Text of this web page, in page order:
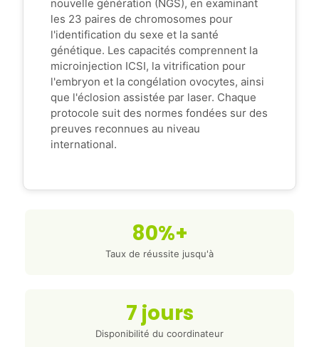
nouvelle génération (NGS), en examinant
les 23 paires de chromosomes pour
l'identification du sexe et la santé
génétique. Les capacités comprennent la
microinjection ICSI, la vitrification pour
l'embryon et la congélation ovocytes, ainsi
que l'éclosion assistée par laser. Chaque
protocole suit des normes fondées sur des
preuves reconnues au niveau
international.
80%+
Taux de réussite jusqu'à
7 jours
Disponibilité du coordinateur